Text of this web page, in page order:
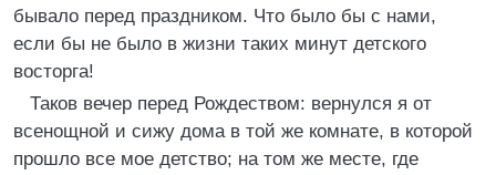
бывало перед праздником. Что было бы с нами,
если бы не было в жизни таких минут детского
восторга!
Таков вечер перед Рождеством: вернулся я от
всенощной и сижу дома в той же комнате, в которой
прошло все мое детство; на том же месте, где